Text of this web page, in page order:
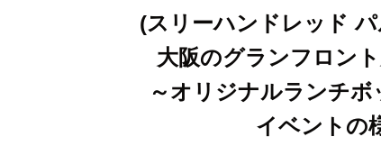
(スリーハンドレッド
大阪のグランフロン
～オリジナルランチ
イベントの